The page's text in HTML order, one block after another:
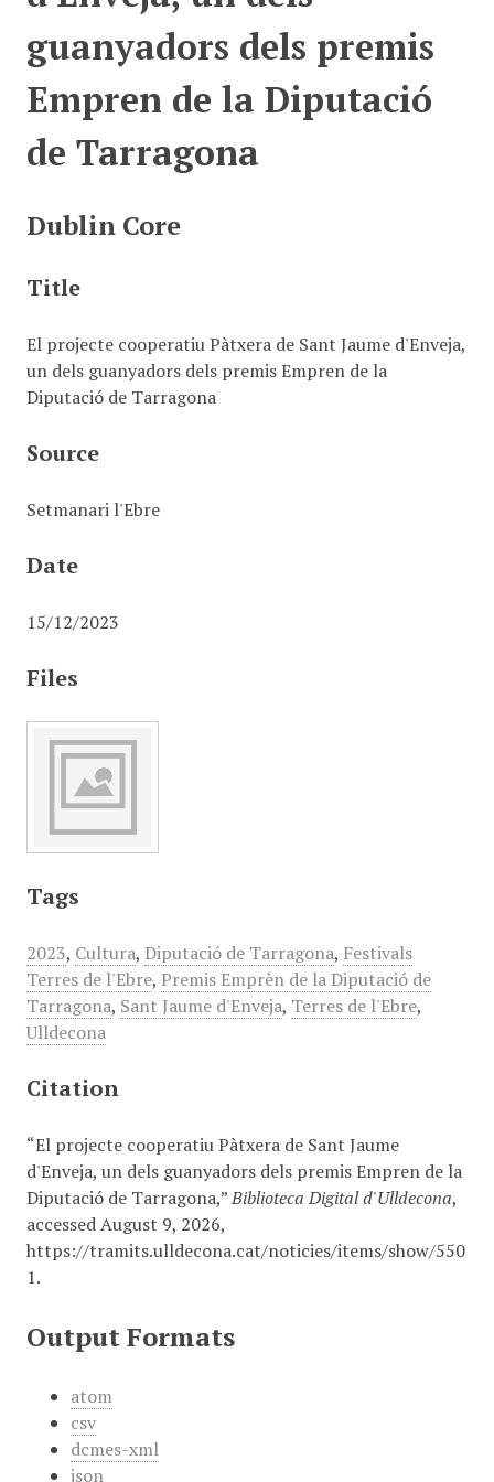
guanyadors dels premis
Empren de la Diputació
de Tarragona
Dublin Core
Title
El projecte cooperatiu Pàtxera de Sant Jaume d'Enveja,
un dels guanyadors dels premis Empren de la
Diputació de Tarragona
Source
Setmanari l'Ebre
Date
15/12/2023
Files
Tags
2023, Cultura, Diputació de Tarragona, Festivals
Terres de l'Ebre, Premis Emprèn de la Diputació de
Tarragona, Sant Jaume d'Enveja, Terres de l'Ebre,
Ulldecona
Citation
“El projecte cooperatiu Pàtxera de Sant Jaume
d'Enveja, un dels guanyadors dels premis Empren de la
Diputació de Tarragona,”Biblioteca Digital d'Ulldecona,
accessed August 9, 2026,
https://tramits.ulldecona.cat/noticies/items/show/550
1.
Output Formats
atom
csv
dcmes-xml
json